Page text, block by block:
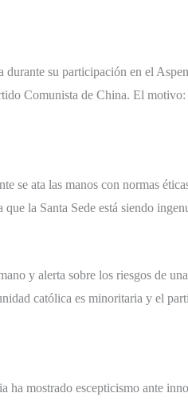
su participación en el
Comunista de China. El
se ata las manos con normas
la Santa Sede está siendo
y alerta sobre los riesgos de
católica es minoritaria y el
mostrado escepticismo ante